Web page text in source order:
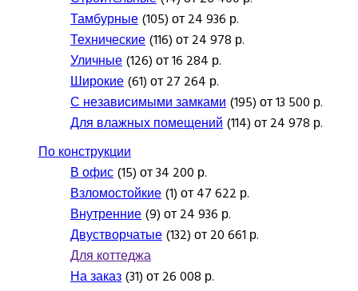
Тамбурные(105) от 24 936 р.
Технические(116) от 24 978 р.
Уличные(126) от 16 284 р.
Широкие(61) от 27 264 р.
С независимыми замками(195) от 13 500 р.
Для влажных помещений(114) от 24 978 р.
По конструкции
В офис(15) от 34 200 р.
Взломостойкие(1) от 47 622 р.
Внутренние(9) от 24 936 р.
Двустворчатые(132) от 20 661 р.
Для коттеджа
На заказ(31) от 26 008 р.